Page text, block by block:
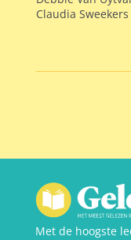
Claudia Sweekers
Met de hoogste